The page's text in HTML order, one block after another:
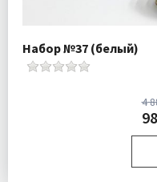
Набор №37 (белый)
4